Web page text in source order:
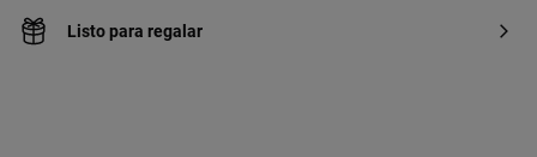
Listo para regalar